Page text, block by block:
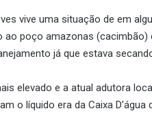
vive uma situação de em
ao poço amazonas
já que estava
elevado e a atual adutora
o líquido era da Caixa